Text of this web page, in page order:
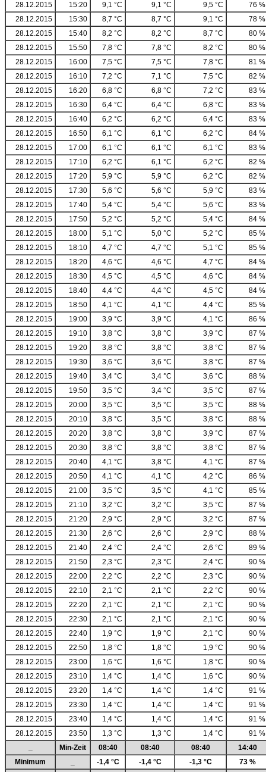
28.12.2015
15:20 9,1 °C 9,1 °C 9,5 °C
76 %
28.12.2015
15:30 8,7 °C 8,7 °C 9,1 °C
78 %
28.12.2015
15:40 8,2 °C 8,2 °C 8,7 °C
80 %
28.12.2015
15:50 7,8 °C 7,8 °C 8,2 °C
80 %
28.12.2015
16:00 7,5 °C 7,5 °C 7,8 °C
81 %
28.12.2015
16:10 7,2 °C 7,1 °C 7,5 °C
82 %
28.12.2015
16:20 6,8 °C 6,8 °C 7,2 °C
83 %
28.12.2015
16:30 6,4 °C 6,4 °C 6,8 °C
83 %
28.12.2015
16:40 6,2 °C 6,2 °C 6,4 °C
83 %
28.12.2015
16:50 6,1 °C 6,1 °C 6,2 °C
84 %
28.12.2015
17:00 6,1 °C 6,1 °C 6,1 °C
83 %
28.12.2015
17:10 6,2 °C 6,1 °C 6,2 °C
82 %
28.12.2015
17:20 5,9 °C 5,9 °C 6,2 °C
82 %
28.12.2015
17:30 5,6 °C 5,6 °C 5,9 °C
83 %
28.12.2015
17:40 5,4 °C 5,4 °C 5,6 °C
83 %
28.12.2015
17:50 5,2 °C 5,2 °C 5,4 °C
84 %
28.12.2015
18:00 5,1 °C 5,0 °C 5,2 °C
85 %
28.12.2015
18:10 4,7 °C 4,7 °C 5,1 °C
85 %
28.12.2015
18:20 4,6 °C 4,6 °C 4,7 °C
84 %
28.12.2015
18:30 4,5 °C 4,5 °C 4,6 °C
84 %
28.12.2015
18:40 4,4 °C 4,4 °C 4,5 °C
84 %
28.12.2015
18:50 4,1 °C 4,1 °C 4,4 °C
85 %
28.12.2015
19:00 3,9 °C 3,9 °C 4,1 °C
86 %
28.12.2015
19:10 3,8 °C 3,8 °C 3,9 °C
87 %
28.12.2015
19:20 3,8 °C 3,8 °C 3,8 °C
87 %
28.12.2015
19:30 3,6 °C 3,6 °C 3,8 °C
87 %
28.12.2015
19:40 3,4 °C 3,4 °C 3,6 °C
88 %
28.12.2015
19:50 3,5 °C 3,4 °C 3,5 °C
87 %
28.12.2015
20:00 3,5 °C 3,5 °C 3,5 °C
88 %
28.12.2015
20:10 3,8 °C 3,5 °C 3,8 °C
88 %
28.12.2015
20:20 3,8 °C 3,8 °C 3,9 °C
87 %
28.12.2015
20:30 3,8 °C 3,8 °C 3,8 °C
87 %
28.12.2015
20:40 4,1 °C 3,8 °C 4,1 °C
87 %
28.12.2015
20:50 4,1 °C 4,1 °C 4,2 °C
86 %
28.12.2015
21:00 3,5 °C 3,5 °C 4,1 °C
85 %
28.12.2015
21:10 3,2 °C 3,2 °C 3,5 °C
87 %
28.12.2015
21:20 2,9 °C 2,9 °C 3,2 °C
87 %
28.12.2015
21:30 2,6 °C 2,6 °C 2,9 °C
88 %
28.12.2015
21:40 2,4 °C 2,4 °C 2,6 °C
89 %
28.12.2015
21:50 2,3 °C 2,3 °C 2,4 °C
90 %
28.12.2015
22:00 2,2 °C 2,2 °C 2,3 °C
90 %
28.12.2015
22:10 2,1 °C 2,1 °C 2,2 °C
90 %
28.12.2015
22:20 2,1 °C 2,1 °C 2,1 °C
90 %
28.12.2015
22:30 2,1 °C 2,1 °C 2,1 °C
90 %
28.12.2015
22:40 1,9 °C 1,9 °C 2,1 °C
90 %
28.12.2015
22:50 1,8 °C 1,8 °C 1,9 °C
90 %
28.12.2015
23:00 1,6 °C 1,6 °C 1,8 °C
90 %
28.12.2015
23:10 1,4 °C 1,4 °C 1,6 °C
90 %
28.12.2015
23:20 1,4 °C 1,4 °C 1,4 °C
91 %
28.12.2015
23:30 1,4 °C 1,4 °C 1,4 °C
91 %
28.12.2015
23:40 1,4 °C 1,4 °C 1,4 °C
91 %
28.12.2015
23:50 1,3 °C 1,3 °C 1,4 °C
91 %
Min-Zeit 08:40 08:40 08:40
14:40
Minimum
-1,4 °C -1,4 °C -1,3 °C 73 %